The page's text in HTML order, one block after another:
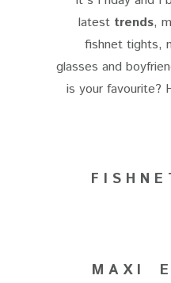
latest trends,
fishnet tights,
glasses and
is your favourite?
F I S H N
M A X I E